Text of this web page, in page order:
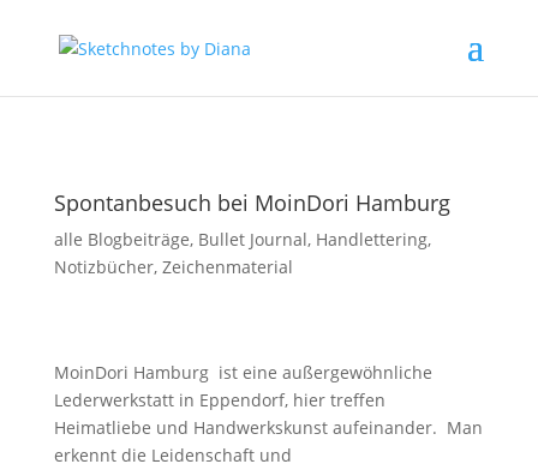
Spontanbesuch bei MoinDori Hamburg
alle Blogbeiträge, Bullet Journal, Handlettering,
Notizbücher, Zeichenmaterial
MoinDori Hamburg ist eine außergewöhnliche
Lederwerkstatt in Eppendorf, hier treffen
Heimatliebe und Handwerkskunst aufeinander. Man
erkennt die Leidenschaft und